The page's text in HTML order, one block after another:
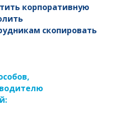
корпоративную
скопировать